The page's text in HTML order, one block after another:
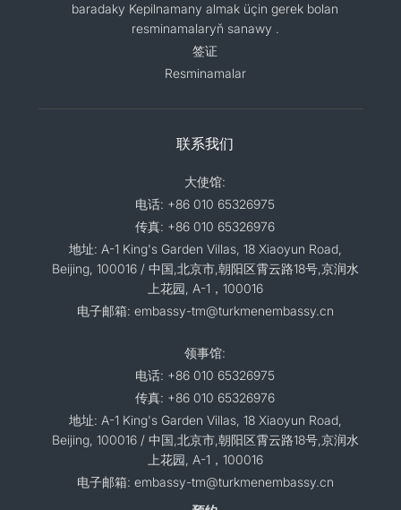
baradaky Kepilnamany almak üçin gerek bolan
resminamalaryň sanawy .
签证
Resminamalar
联系我们
大使馆:
电话: +86 010 65326975
传真: +86 010 65326976
地址: A-1 King's Garden Villas, 18 Xiaoyun Road,
Beijing, 100016 / 中国,北京市,朝阳区霄云路18号,京润水
上花园, A-1，100016
电子邮箱: embassy-tm@turkmenembassy.cn
领事馆:
电话: +86 010 65326975
传真: +86 010 65326976
地址: A-1 King's Garden Villas, 18 Xiaoyun Road,
Beijing, 100016 / 中国,北京市,朝阳区霄云路18号,京润水
上花园, A-1，100016
电子邮箱: embassy-tm@turkmenembassy.cn